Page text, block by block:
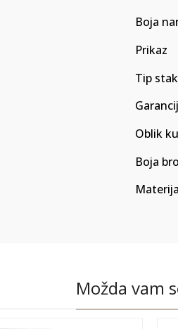
Boja
Prikaz
Tip
Oblik
Boja
Možda vam